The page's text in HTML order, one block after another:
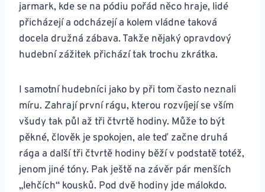
jarmark, kde se na pódiu pořád něco hraje, lidé
přicházejí a odcházejí a kolem vládne taková
docela družná zábava. Takže nějaký opravdový
hudební zážitek přichází tak trochu zkrátka.
I samotní hudebníci jako by při tom často neznali
míru. Zahrají první rágu, kterou rozvíjejí se vším
všudy tak půl až tři čtvrtě hodiny. Může to být
pěkné, člověk je spokojen, ale teď začne druhá
rága a další tři čtvrtě hodiny běží v podstatě totéž,
jenom jiné tóny. Pak ještě na závěr pár menších
„lehčích“ kousků. Pod dvě hodiny jde málokdo.